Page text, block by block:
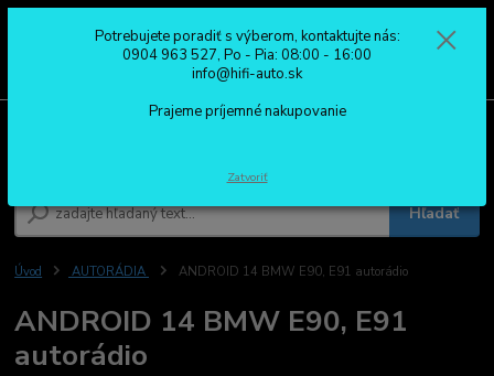
Hľadať
0904 963 527
Po - Pia: 08:00 - 16:00
Úvod AUTORÁDIA ANDROID 14 BMW E90, E91 autorádio
ANDROID 14 BMW E90, E91
autorádio
Potrebujete poradiť s výberom, kontaktujte nás:
0904 963 527, Po - Pia: 08:00 - 16:00
info@hifi-auto.sk
Prajeme príjemné nakupovanie
Zatvoriť